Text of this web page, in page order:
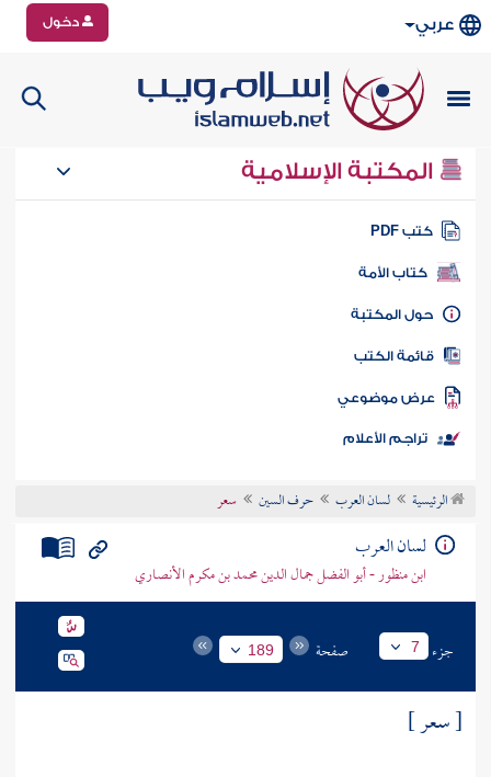
عربي دخول
المكتبة الإسلامية
كتب PDF
كتاب الأمة
المكتبة
الكتب
موضوعي
تراجم الأعلام
الرئيسية لسان العرب حرف السين سعر
لسان العرب
ابن منظور - أبو الفضل جمال الدين محمد بن مكرم الأنصاري
جزء 7 صفحة 189
[ سعر ]